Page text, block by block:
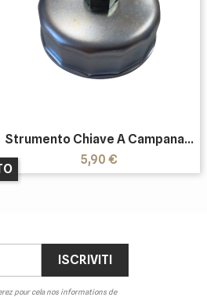
Strumento Chiave A Campana...
Prezzo
5,90 €
pour cela nos informations de